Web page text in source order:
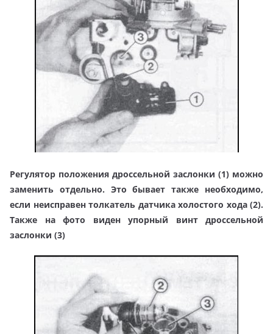
Регулятор положения дроссельной заслонки (1) можно
заменить отдельно. Это бывает также необходимо,
если неисправен толкатель датчика холостого хода (2).
Также на фото виден упорный винт дроссельной
заслонки (3)